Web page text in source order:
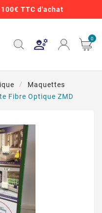
TTC d'achat
0
Maquettes
Fibre Optique ZMD